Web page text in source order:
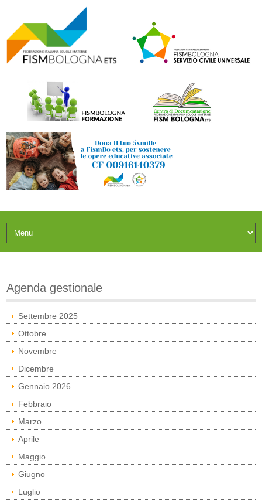
Agenda gestionale
Settembre 2025
Ottobre
Novembre
Dicembre
Gennaio 2026
Febbraio
Marzo
Aprile
Maggio
Giugno
Luglio